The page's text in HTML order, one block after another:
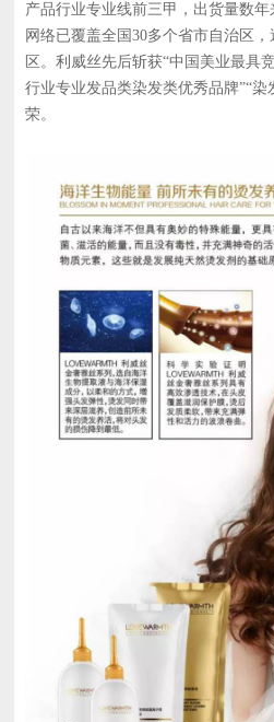
产品行业专业线前三甲，出货量数
网络已覆盖全国30多个省市自治区
区。利威丝先后斩获“中国美业最具
行业专业发品类染发类优秀品牌”“
荣。